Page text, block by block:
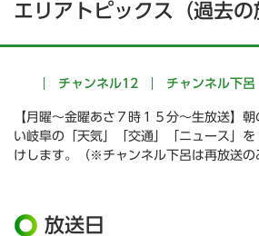
エリアトピックス（過去の
チャンネル12 チャンネル下呂
【月曜～金曜あさ７時１５分～生放送】
い岐阜の「天気」「交通」「ニュース」
けします。（※チャンネル下呂は再放送の
放送日